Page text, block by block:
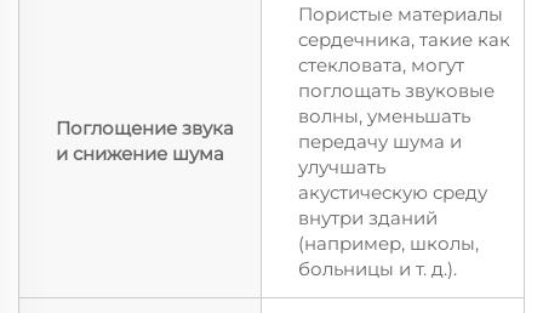
Поглощение звука
и снижение шума
Пористые материалы
сердечника, такие как
стекловата, могут
поглощать звуковые
волны, уменьшать
передачу шума и
улучшать
акустическую среду
внутри зданий
(например, школы,
больницы и т. д.).